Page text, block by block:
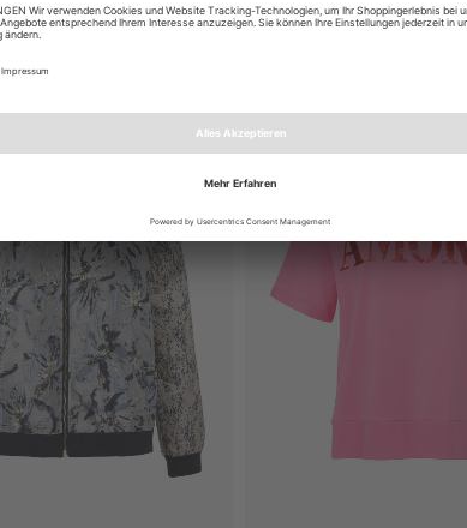
GEFALLEN
NEU